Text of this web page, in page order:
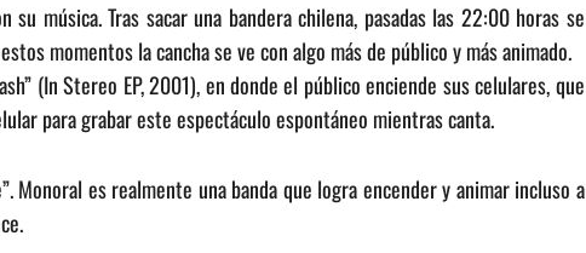
música. Tras sacar una bandera chilena, pasadas las 22:00 horas se
momentos la cancha se ve con algo más de público y más animado.
(In Stereo EP, 2001), en donde el público enciende sus celulares, que
para grabar este espectáculo espontáneo mientras canta.
Monoral es realmente una banda que logra encender y animar incluso a